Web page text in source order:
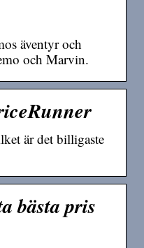
äventyr och
och Marvin.
är det billigaste
bästa pris